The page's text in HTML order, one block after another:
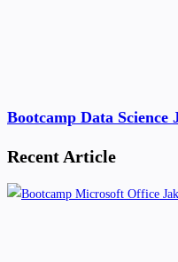
Bootcamp Data Science
Recent Article